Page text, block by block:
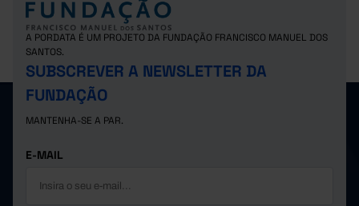
A PORDATA É UM PROJETO DA FUNDAÇÃO FRANCISCO MANUEL DOS
SANTOS.
SUBSCREVER A NEWSLETTER DA
FUNDAÇÃO
MANTENHA-SE A PAR.
E-MAIL